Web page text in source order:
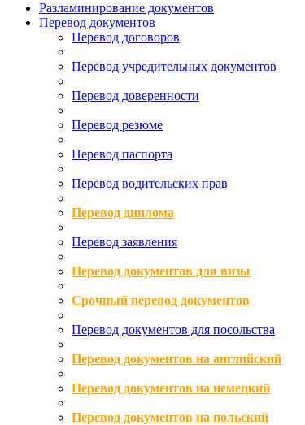
Разламинирование документов
Перевод документов
Перевод договоров
Перевод учредительных документов
Перевод доверенности
Перевод резюме
Перевод паспорта
Перевод водительских прав
Перевод диплома
Перевод заявления
Перевод документов для визы
Срочный перевод документов
Перевод документов для посольства
Перевод документов на английский
Перевод документов на немецкий
Перевод документов на польский